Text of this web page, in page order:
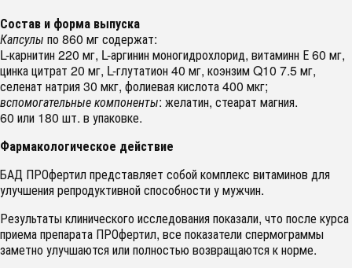
Состав и форма выпуска
Капсулы по 860 мг содержат:
L-карнитин 220 мг, L-аргинин моногидрохлорид, витаминн Е 60 мг,
цинка цитрат 20 мг, L-глутатион 40 мг, коэнзим Q10 7.5 мг,
селенат натрия 30 мкг, фолиевая кислота 400 мкг;
вспомогательные компоненты: желатин, стеарат магния.
60 или 180 шт. в упаковке.
Фармакологическое действие
БАД ПРОфертил представляет собой комплекс витаминов для
улучшения репродуктивной способности у мужчин.
Результаты клинического исследования показали, что после курса
приема препарата ПРОфертил, все показатели спермограммы
заметно улучшаются или полностью возвращаются к норме.